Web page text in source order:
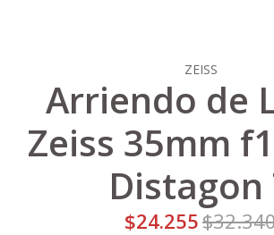
ZEISS
Arriendo de
Zeiss 35mm
Distagon
$24.255